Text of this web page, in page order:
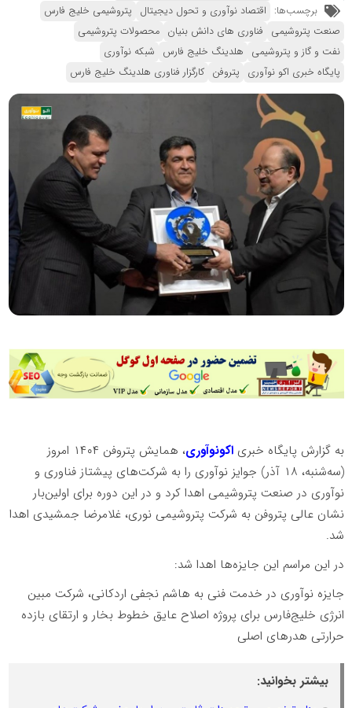
برچسب‌ها: اقتصاد نوآوری و تحول دیجیتال پتروشیمی خلیج فارس
صنعت پتروشیمی فناوری های دانش بنیان محصولات پتروشیمی
نفت و گاز و پتروشیمی هلدینگ خلیج فارس شبکه نوآوری
پایگاه خبری اکو نوآوری پتروفن کارگزار فناوری هلدینگ خلیج فارس
به گزارش پایگاه خبری اکونوآوری
، همایش پتروفن ۱۴۰۴ امروز
(سه‌شنبه، ۱۸ آذر) جوایز نوآوری را به شرکت‌های پیشتاز فناوری و
نوآوری در صنعت پتروشیمی اهدا کرد و در این دوره برای اولین‌بار
نشان عالی پتروفن به شرکت پتروشیمی نوری، غلامرضا جمشیدی اهدا
شد.
در این مراسم این جایزه‌ها اهدا شد:
جایزه نوآوری در خدمت فنی به هاشم نجفی اردکانی، شرکت مبین
انرژی خلیج‌فارس برای پروژه اصلاح عایق خطوط بخار و ارتقای بازده
حرارتی هدرهای اصلی
بیشتر بخوانید: